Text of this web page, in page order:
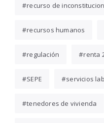
recurso de
recursos humanos
regulación renta
SEPE servicios
tenedores de vivienda